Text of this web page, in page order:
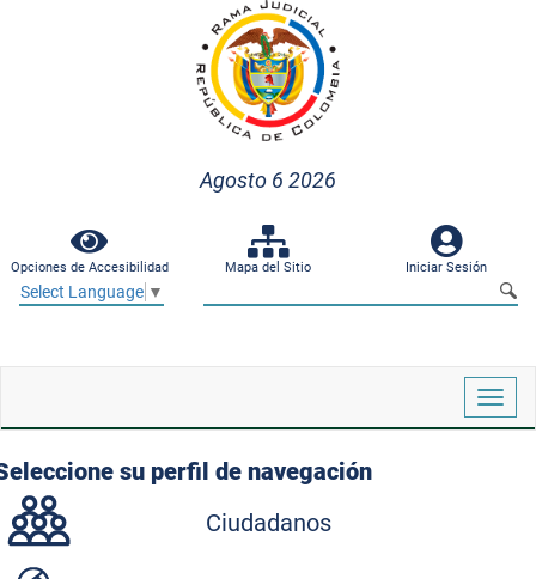
Agosto 6 2026
Opciones de Accesibilidad Mapa del Sitio Iniciar Sesión
Select Language ▼
su perfil de navegación
Ciudadanos